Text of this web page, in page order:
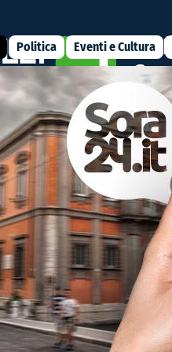
Politica Eventi e Cultura